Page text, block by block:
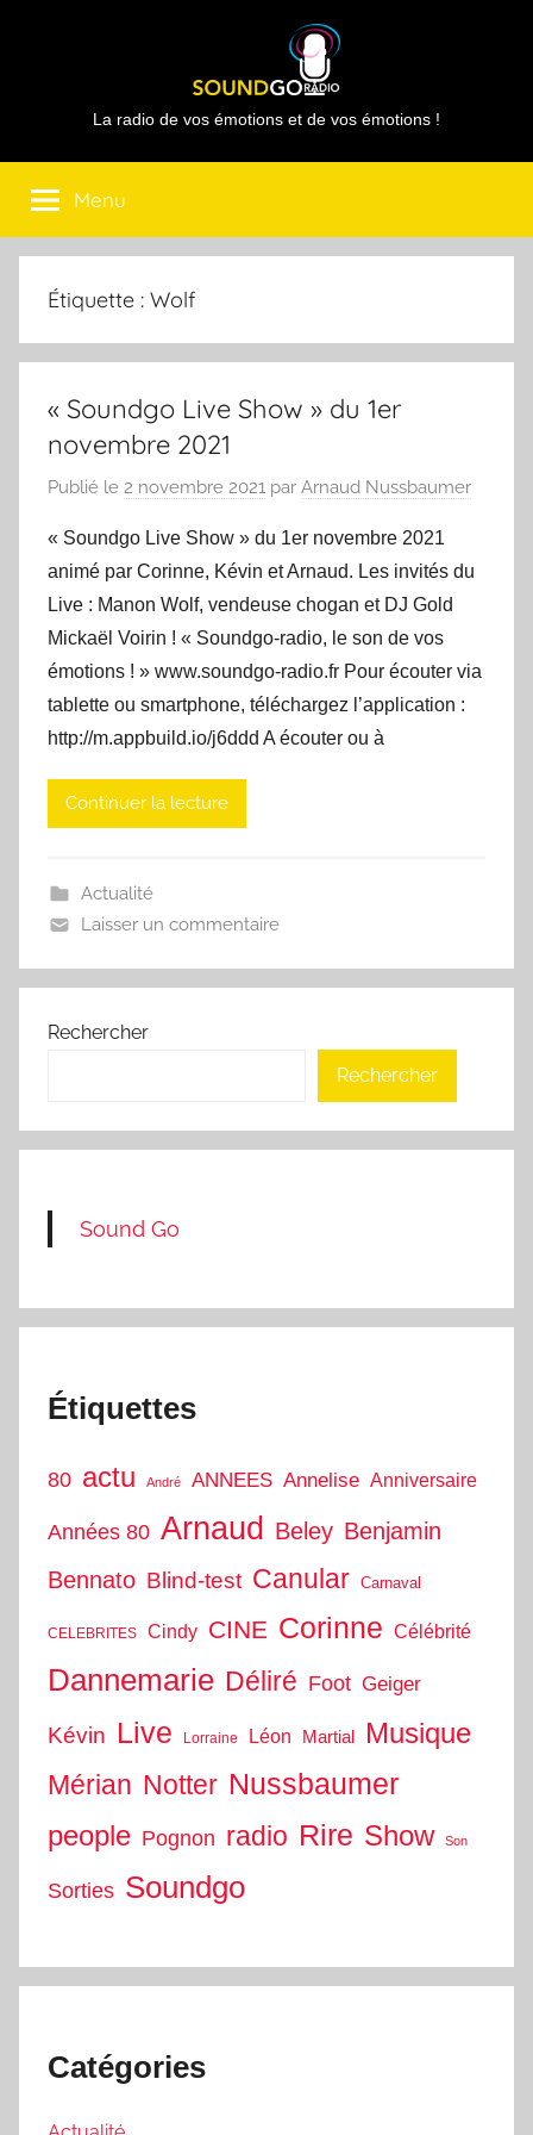
Sound
Go
Radio
La radio de vos émotions et de vos émotions !
Menu
Étiquette : Wolf
« Soundgo Live Show » du 1er
novembre 2021
Publié le 2 novembre 2021 par Arnaud Nussbaumer
« Soundgo Live Show » du 1er novembre 2021
animé par Corinne, Kévin et Arnaud. Les invités du
Live : Manon Wolf, vendeuse chogan et DJ Gold
Mickaël Voirin ! « Soundgo-radio, le son de vos
émotions ! » www.soundgo-radio.fr Pour écouter via
tablette ou smartphone, téléchargez l’application :
http://m.appbuild.io/j6ddd A écouter ou à
Continuer la lecture
Actualité
Laisser un commentaire
Rechercher
Rechercher
Sound Go
Étiquettes
80 actu André ANNEES Annelise Anniversaire
Années 80 Arnaud Beley Benjamin
Bennato Blind-test Canular Carnaval
CELEBRITES Cindy CINE Corinne Célébrité
Dannemarie Déliré Foot Geiger
Kévin Live Lorraine Léon Martial
Musique
Mérian Notter Nussbaumer
people Pognon radio Rire Show Son
Sorties Soundgo
Catégories